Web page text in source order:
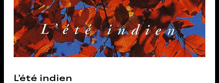
L’été indien